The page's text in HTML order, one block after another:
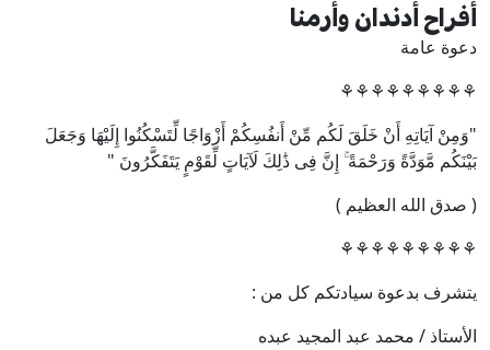
أفراح أدندان وأرمنا
دعوة عامة
⚘️⚘️⚘️⚘️⚘️⚘️⚘️⚘️⚘️
"وَمِنْ آيَاتِهِ أَنْ خَلَقَ لَكُم مِّنْ أَنفُسِكُمْ أَزْوَاجًا لِّتَسْكُنُوا إِلَيْهَا وَجَعَلَ
بَيْنَكُم مَّوَدَّةً وَرَحْمَةً ۚ إِنَّ فِى ذَٰلِكَ لَآيَاتٍ لِّقَوْمٍ يَتَفَكَّرُونَ "
( صدق الله العظيم )
⚘️⚘️⚘️⚘️⚘️⚘️⚘️⚘️⚘️
يتشرف بدعوة سيادتكم كل من :
الأستاذ / محمد عبد المجيد عبده